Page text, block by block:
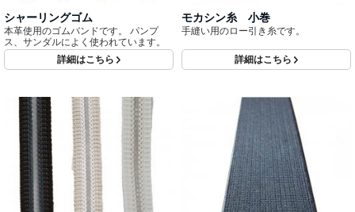
シャーリングゴム
本革使用のゴムバンドです。 パンプ
ス、サンダルによく使われています。
詳細はこちら
モカシン糸 小巻
手縫い用のロー引き糸です。
詳細はこちら